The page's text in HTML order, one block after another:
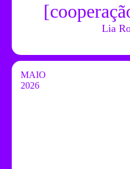
Lia
MAIO
2026